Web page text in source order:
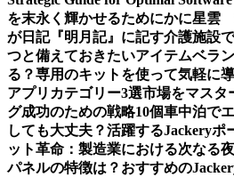
を末永く輝かせるためにかに星雲
が日記『明月記』に記す介護施設
つと備えておきたいアイテムベラ
る？専用のキットを使って気軽に
アプリカテゴリー3選市場をマスタ
グ成功のための戦略10個車中泊で
しても大丈夫？活躍するJackeryポ
ット革命：製造業における次なる
パネルの特徴は？おすすめの